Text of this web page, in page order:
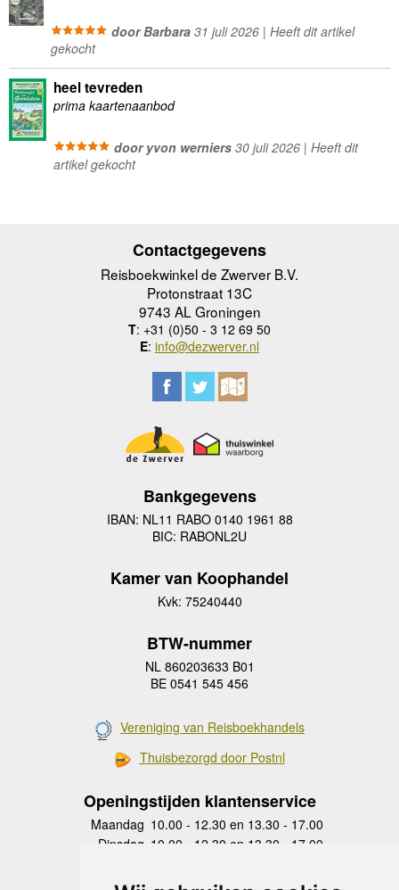
door Barbara31 juli 2026 | Heeft dit artikel
gekocht
heel tevreden
prima kaartenaanbod
door yvon werniers30 juli 2026 | Heeft dit
artikel gekocht
Contactgegevens
Reisboekwinkel de Zwerver B.V.
Protonstraat 13C
9743 AL Groningen
T: +31 (0)50 - 3 12 69 50
E: info@dezwerver.nl
Bankgegevens
IBAN: NL11 RABO 0140 1961 88
BIC: RABONL2U
Kamer van Koophandel
Kvk: 75240440
BTW-nummer
NL 860203633 B01
BE 0541 545 456
Vereniging van Reisboekhandels
Thuisbezorgd door Postnl
Openingstijden klantenservice
Maandag 10.00 - 12.30 en 13.30 - 17.00
Dinsdag 10.00 - 12.30 en 13.30 - 17.00
Donderdag
10.00 - 12.30 en 13.30 - 17.00